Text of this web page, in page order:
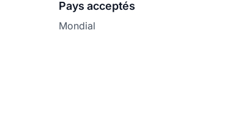
Pays acceptés
Mondial